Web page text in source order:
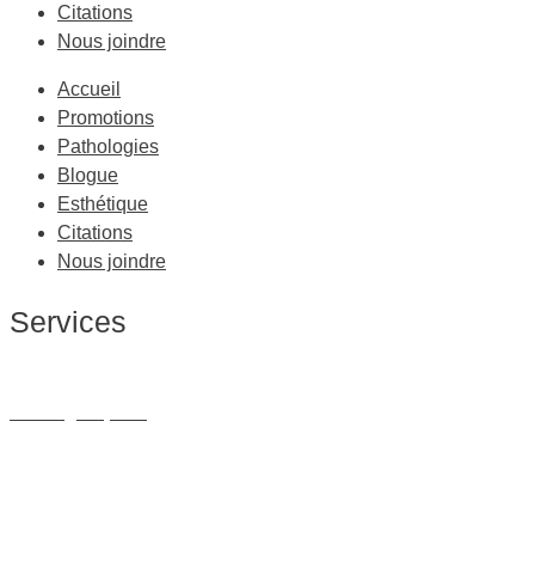
Citations
Nous joindre
Accueil
Promotions
Pathologies
Blogue
Esthétique
Citations
Nous joindre
Services